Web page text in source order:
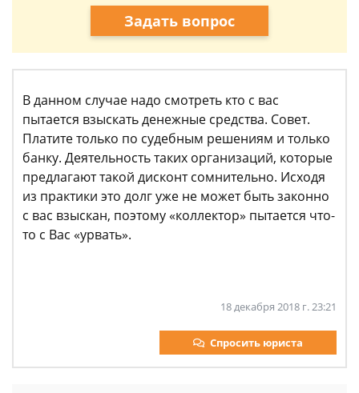
Задать вопрос
В данном случае надо смотреть кто с вас
пытается взыскать денежные средства. Совет.
Платите только по судебным решениям и только
банку. Деятельность таких организаций, которые
предлагают такой дисконт сомнительно. Исходя
из практики это долг уже не может быть законно
с вас взыскан, поэтому «коллектор» пытается что-
то с Вас «урвать».
18 декабря 2018 г. 23:21
Спросить юриста